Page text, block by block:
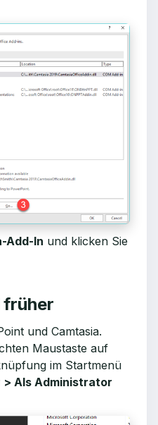
Add-In und klicken Sie
früher
und Camtasia.
Maustaste auf
im Startmenü
> Als Administrator